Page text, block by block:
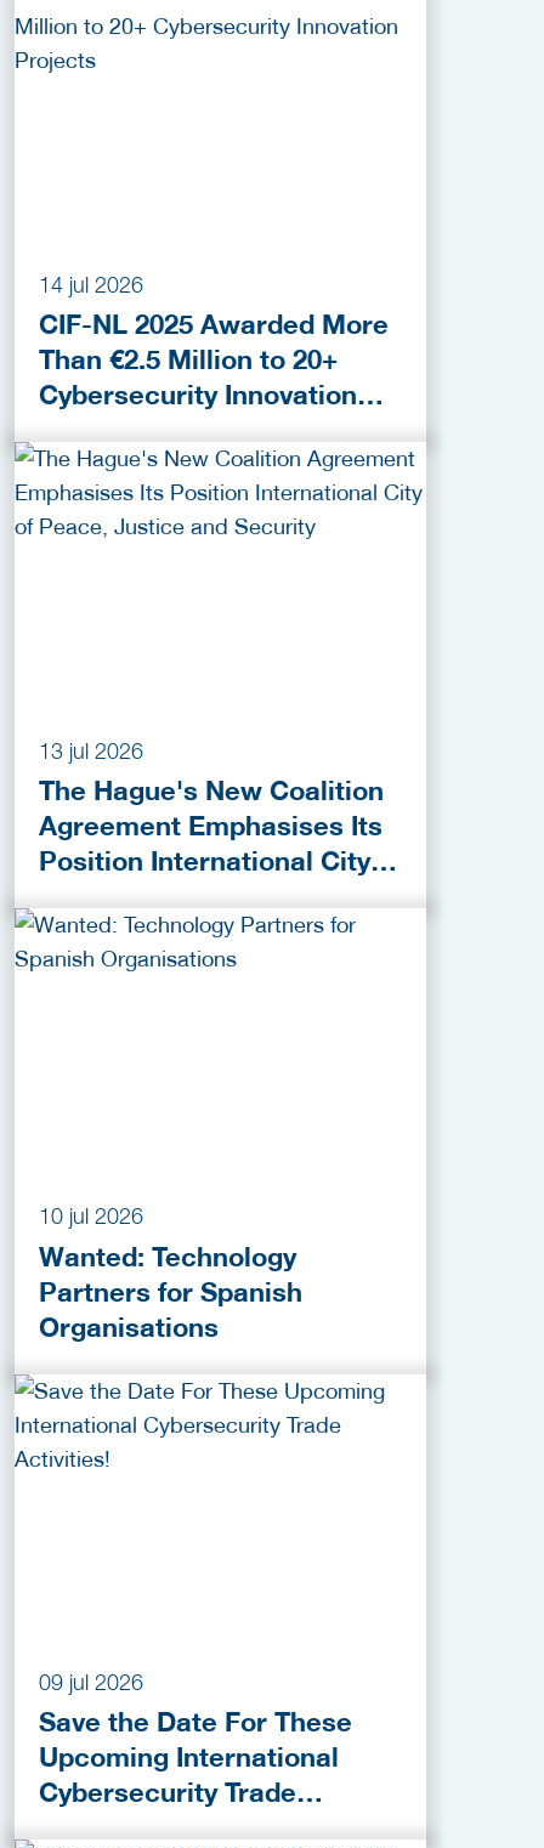
14 jul 2026
CIF-NL 2025 Awarded More
Than €2.5 Million to 20+
Cybersecurity Innovation
13 jul 2026
The Hague's New Coalition
Agreement Emphasises Its
Position International City
Security
10 jul 2026
Wanted: Technology
Partners for Spanish
Organisations
09 jul 2026
Save the Date For These
Upcoming International
Cybersecurity Trade